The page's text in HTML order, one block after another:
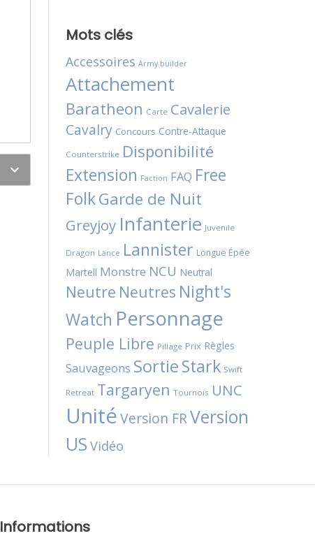
Mots clés
Accessoires Army builder
Attachement
Baratheon Carte Cavalerie
Cavalry Concours Contre-Attaque
Counterstrike Disponibilité
Extension Faction FAQ Free
FolkGarde de Nuit
Greyjoy Infanterie Juvenile
Dragon Lance Lannister Longue Épée
Martell Monstre NCU Neutral
Neutre Neutres Night's
Watch Personnage
Peuple Libre Pillage Prix Règles
Sauvageons SortieStark Swift
Retreat Targaryen Tournois UNC
UnitéVersion FRVersion
US Vidéo
Informations